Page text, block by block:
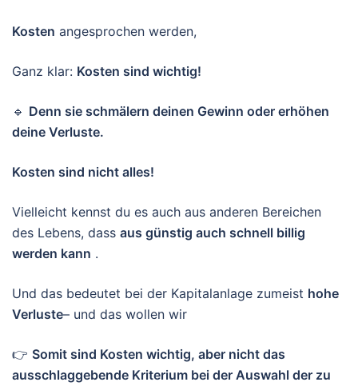
Kosten angesprochen werden,
Ganz klar: Kosten sind wichtig!
🔹 Denn sie schmälern deinen Gewinn oder erhöhen
deine Verluste.
Kosten sind nicht alles!
Vielleicht kennst du es auch aus anderen Bereichen
des Lebens, dass aus günstig auch schnell billig
werden kann .
Und das bedeutet bei der Kapitalanlage zumeist hohe
Verluste– und das wollen wir
👉 Somit sind Kosten wichtig, aber nicht das
ausschlaggebende Kriterium bei der Auswahl der zu